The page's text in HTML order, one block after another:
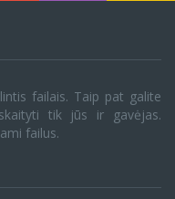
failais. Taip pat galite
tik jūs ir gavėjas.
failus.